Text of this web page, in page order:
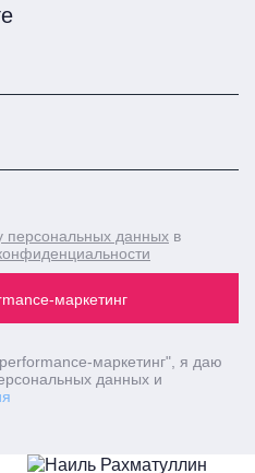
маркетинг
персональных данных в
маркетинг" , я даю
данных и